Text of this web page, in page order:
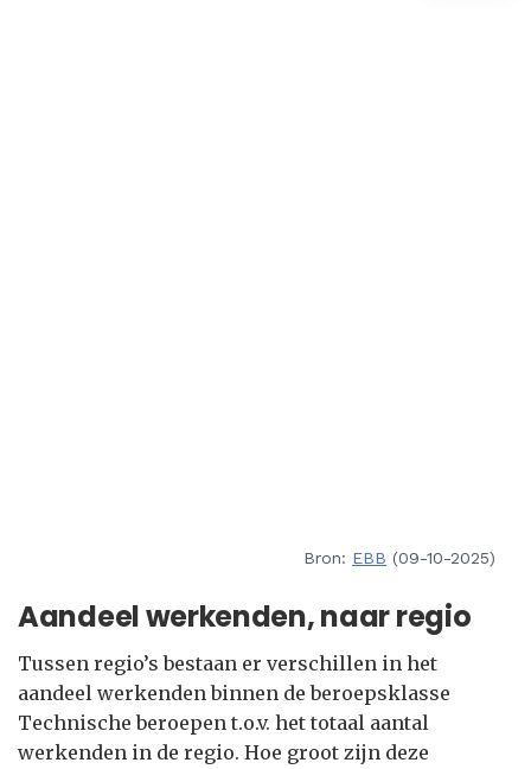
Bron: EBB (09-10-2025)
Aandeel werkenden, naar regio
Tussen regio’s bestaan er verschillen in het
aandeel werkenden binnen de beroepsklasse
Technische beroepen t.o.v. het totaal aantal
werkenden in de regio. Hoe groot zijn deze